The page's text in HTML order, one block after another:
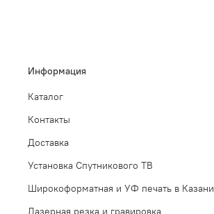
Информация
Каталог
Контакты
Доставка
Установка Спутникового ТВ
Широкоформатная и УФ печать в Казани
Лазерная резка и гравировка